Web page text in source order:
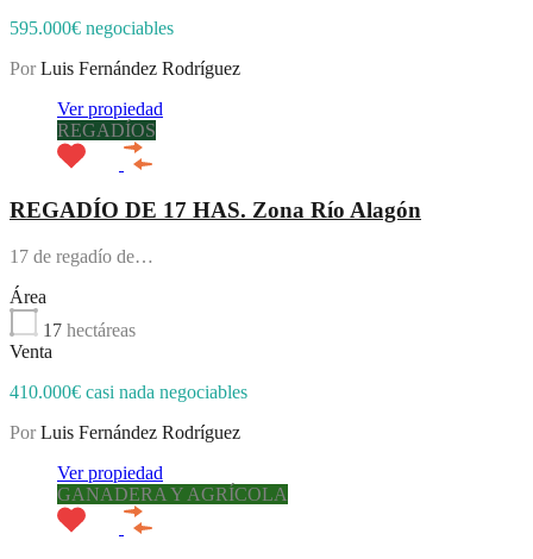
595.000€ negociables
Por Luis Fernández Rodríguez
Ver propiedad
REGADÍOS
REGADÍO DE 17 HAS. Zona Río Alagón
17 de regadío de…
Área
17 hectáreas
Venta
410.000€ casi nada negociables
Por Luis Fernández Rodríguez
Ver propiedad
GANADERA Y AGRÍCOLA